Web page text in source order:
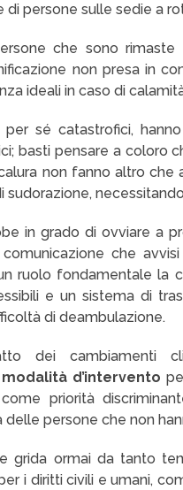
di persone sulle sedie a
che sono
non presa in
ideali in caso di
per sé catastrofici,
basti pensare a coloro
non fanno altro che
sudorazione,
in grado di ovviare a
che
ruolo fondamentale la
e un sistema di
di deambulazione.
dei
d’intervento
priorità
delle persone che non
grida ormai da tanto
i diritti civili e umani,